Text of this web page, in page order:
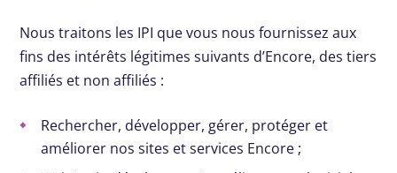
Nous traitons les IPI que vous nous fournissez aux
fins des intérêts légitimes suivants d’Encore, des tiers
affiliés et non affiliés :
Rechercher, développer, gérer, protéger et
améliorer nos sites et services Encore ;